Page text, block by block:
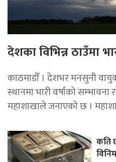
देशका विभिन्न ठाउँमा
काठमाडौँ । देशभर मनसुनी
स्थानमा भारी वर्षाको
महाशाखाले जनाएको छ ।
कति